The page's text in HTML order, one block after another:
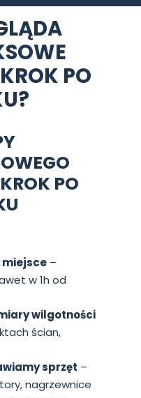
PO
PO
miejsce –
w 1h od
wilgotności
ścian,
sprzęt –
nagrzewnice